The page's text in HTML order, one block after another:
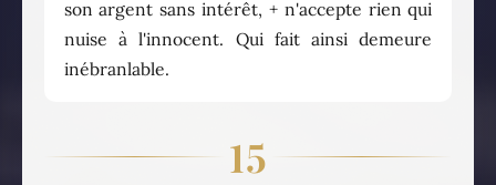
son argent sans intérêt, + n'accepte rien qui
nuise à l'innocent. Qui fait ainsi demeure
inébranlable.
15